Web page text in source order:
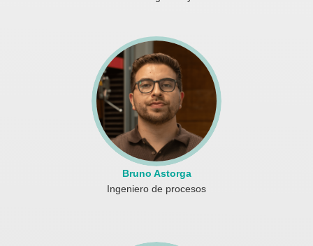
Bruno Astorga
Ingeniero de procesos